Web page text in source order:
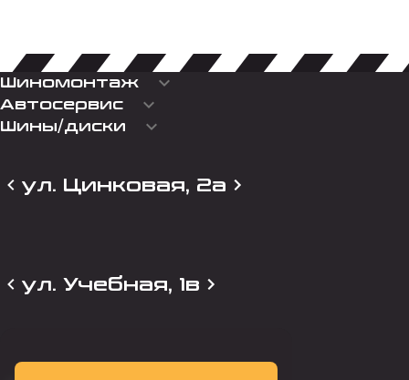
Шиномонтаж keyboard_arrow_down
Автосервис keyboard_arrow_down
Шины/диски keyboard_arrow_down
ул. Цинковая, 2а
ул. Учебная, 1в